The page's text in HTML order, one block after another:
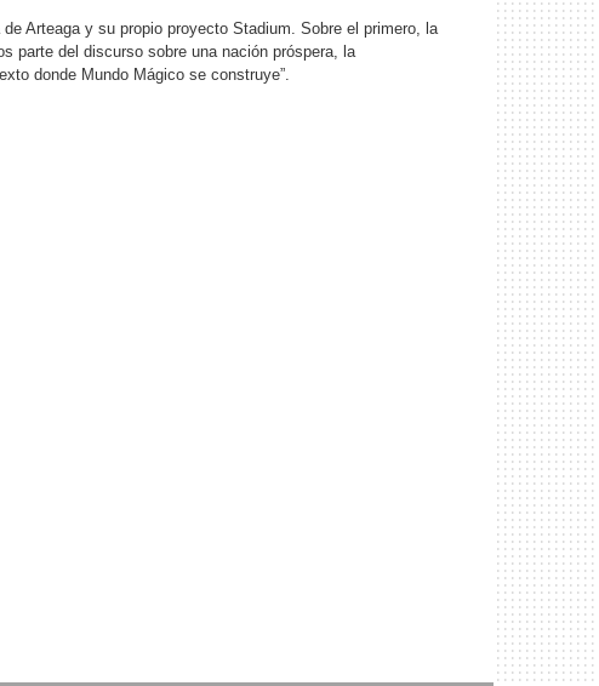
Arteaga y su propio proyecto Stadium. Sobre el primero, la
parte del discurso sobre una nación próspera, la
donde Mundo Mágico se construye”.